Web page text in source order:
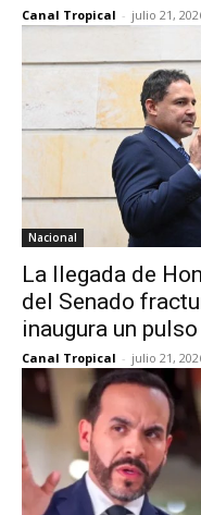
Canal Tropical - julio 21,
Nacional
La llegada de
del Senado
inaugura un
Canal Tropical - julio 21,